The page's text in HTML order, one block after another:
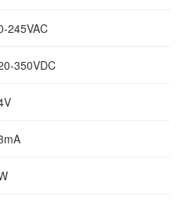
245VAC
350VDC